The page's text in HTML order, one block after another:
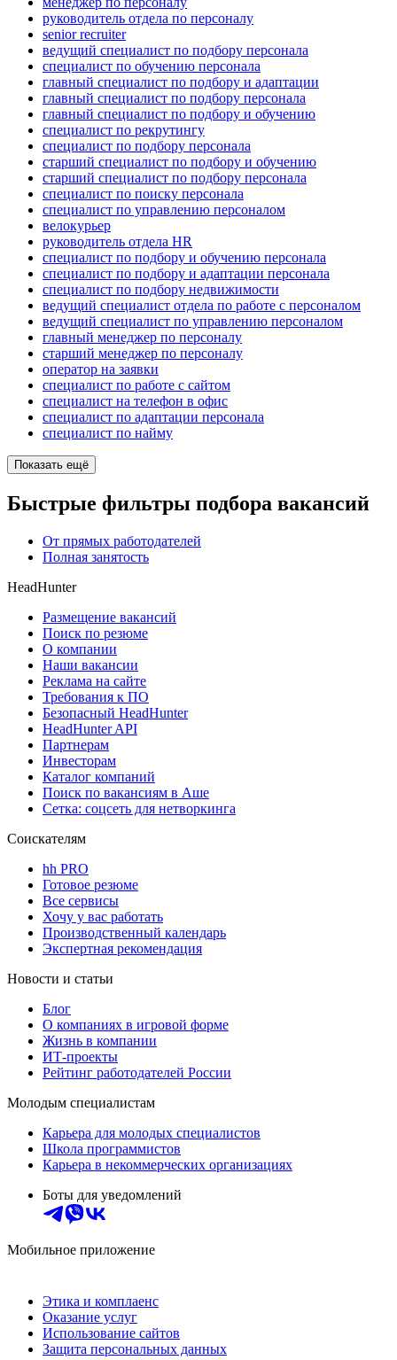
руководитель отдела по персоналу
senior recruiter
ведущий специалист по подбору персонала
специалист по обучению персонала
главный специалист по подбору и адаптации
главный специалист по подбору персонала
главный специалист по подбору и обучению
специалист по рекрутингу
специалист по подбору персонала
старший специалист по подбору и обучению
старший специалист по подбору персонала
специалист по поиску персонала
специалист по управлению персоналом
велокурьер
руководитель отдела HR
специалист по подбору и обучению персонала
специалист по подбору и адаптации персонала
специалист по подбору недвижимости
ведущий специалист отдела по работе с персоналом
ведущий специалист по управлению персоналом
главный менеджер по персоналу
старший менеджер по персоналу
оператор на заявки
специалист по работе с сайтом
специалист на телефон в офис
специалист по адаптации персонала
специалист по найму
Показать ещё
Быстрые фильтры подбора вакансий
От прямых работодателей
Полная занятость
HeadHunter
Размещение вакансий
Поиск по резюме
О компании
Наши вакансии
Реклама на сайте
Требования к ПО
Безопасный HeadHunter
HeadHunter API
Партнерам
Инвесторам
Каталог компаний
Поиск по вакансиям в Аше
Сетка: соцсеть для нетворкинга
Соискателям
hh PRO
Готовое резюме
Все сервисы
Хочу у вас работать
Производственный календарь
Экспертная рекомендация
Новости и статьи
Блог
О компаниях в игровой форме
Жизнь в компании
ИТ-проекты
Рейтинг работодателей России
Молодым специалистам
Карьера для молодых специалистов
Школа программистов
Карьера в некоммерческих организациях
Боты для уведомлений
Мобильное приложение
Этика и комплаенс
Оказание услуг
Использование сайтов
Защита персональных данных